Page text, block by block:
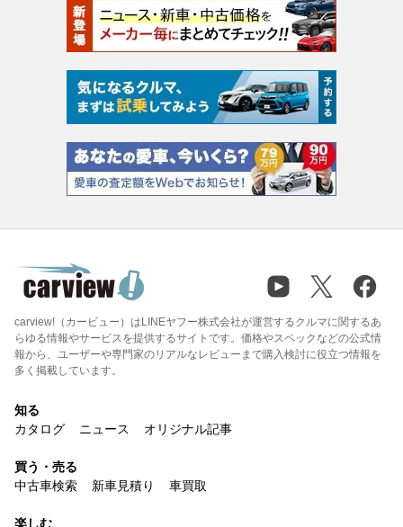
carview!（カービュー）はLINEヤフー株式会社が運営するクルマに関するあ
らゆる情報やサービスを提供するサイトです。価格やスペックなどの公式情
報から、ユーザーや専門家のリアルなレビューまで購入検討に役立つ情報を
多く掲載しています。
知る
カタログ
ニュース オリジナル記事
買う・売る
中古車検索
新車見積り 車買取
楽しむ